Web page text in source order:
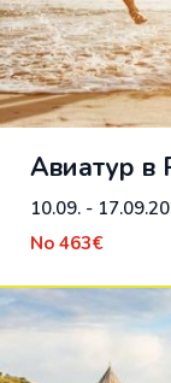
Авиатур в
10.09. -
No 463€